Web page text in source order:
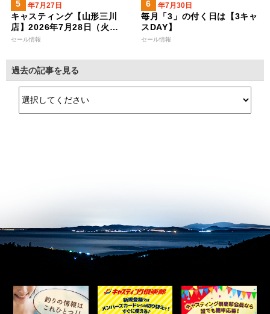
2026年7月27日
キャスティング【山形三川
店】2026年7月28日（火…
セール情報
2026年7月30日
毎月「3」の付く日は【3キャ
スDAY】
セール情報
過去の記事を見る